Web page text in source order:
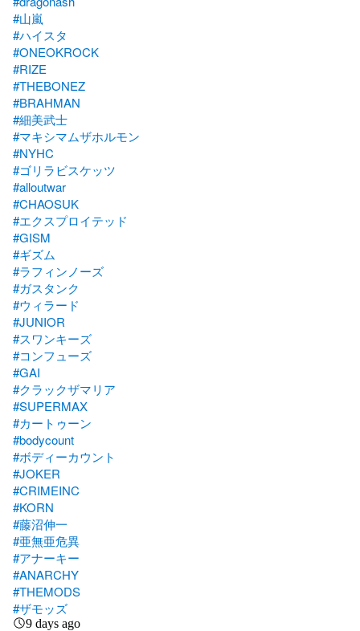
#山嵐
#ハイスタ
#ONEOKROCK
#RIZE
#THEBONEZ
#BRAHMAN
#細美武士
#マキシマムザホルモン
#NYHC
#ゴリラビスケッツ
#alloutwar
#CHAOSUK
#エクスプロイテッド
#GISM
#ギズム
#ラフィンノーズ
#ガスタンク
#ウィラード
#JUNIOR
#スワンキーズ
#コンフューズ
#GAI
#クラックザマリア
#SUPERMAX
#カートゥーン
#bodycount
#ボディーカウント
#JOKER
#CRIMEINC
#KORN
#藤沼伸一
#亜無亜危異
#アナーキー
#ANARCHY
#THEMODS
#ザモッズ
9 days ago